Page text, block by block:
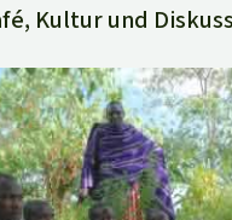
Kultur und